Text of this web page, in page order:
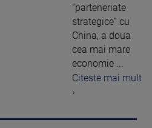
”parteneriate
strategice” cu
China, a doua
cea mai mare
economie ...
Citeste mai mult
›